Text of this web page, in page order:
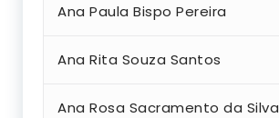
Ana Paula Bispo Pereira
Ana Rita Souza Santos
Ana Rosa Sacramento da Silva